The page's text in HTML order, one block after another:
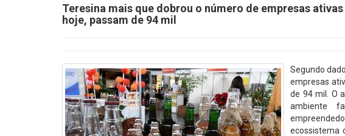
Teresina mais que dobrou o número de empresas
hoje, passam de 94 mil
Segundo
empresas
de 94 mil. O
ambiente
ecossistema